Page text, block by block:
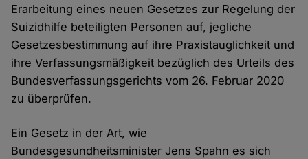
Erarbeitung eines neuen Gesetzes zur Regelung der
Suizidhilfe beteiligten Personen auf, jegliche
Gesetzesbestimmung auf ihre Praxistauglichkeit und
ihre Verfassungsmäßigkeit bezüglich des Urteils des
Bundesverfassungsgerichts vom 26. Februar 2020
zu überprüfen.
Ein Gesetz in der Art, wie
Bundesgesundheitsminister Jens Spahn es sich